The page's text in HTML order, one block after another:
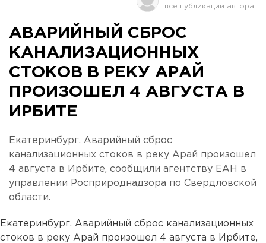
Оренбург
АВАРИЙНЫЙ СБРОС
КАНАЛИЗАЦИОННЫХ
СТОКОВ В РЕКУ АРАЙ
ПРОИЗОШЕЛ 4 АВГУСТА В
ИРБИТЕ
Екатеринбург. Аварийный сброс
канализационных стоков в реку Арай произошел
4 августа в Ирбите, сообщили агентству ЕАН в
управлении Росприроднадзора по Свердловской
области.
Екатеринбург. Аварийный сброс канализационных
стоков в реку Арай произошел 4 августа в Ирбите,